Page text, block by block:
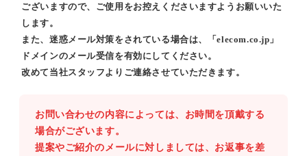
ございますので、ご使用をお控えくださいますようお願いいた
します。
また、迷惑メール対策をされている場合は、「elecom.co.jp」
ドメインのメール受信を有効にしてください。
改めて当社スタッフよりご連絡させていただきます。
お問い合わせの内容によっては、お時間を頂戴する
場合がございます。
提案やご紹介のメールに対しましては、お返事を差